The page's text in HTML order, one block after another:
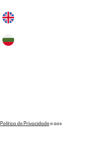
Política de Privacidadee aos